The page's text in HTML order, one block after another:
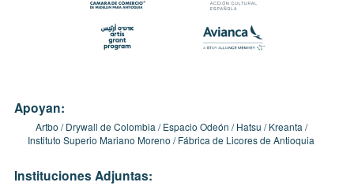
Apoyan:
Artbo Drywall de Colombia Espacio Odeón Hatsu
Kreanta
Instituto Superio Mariano Moreno
Fábrica de Licores de Antioquia
Instituciones Adjuntas: